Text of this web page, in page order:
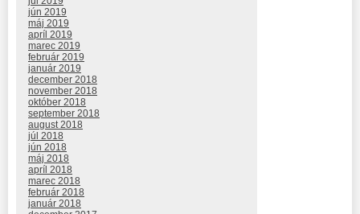
jún 2019
máj 2019
apríl 2019
marec 2019
február 2019
január 2019
december 2018
november 2018
október 2018
september 2018
august 2018
júl 2018
jún 2018
máj 2018
apríl 2018
marec 2018
február 2018
január 2018